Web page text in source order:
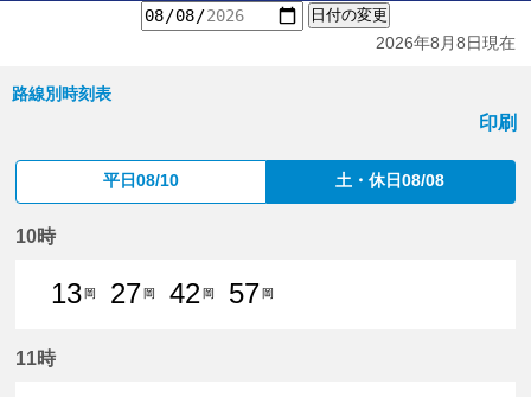
日付の変更
2026年8月8日現在
路線別時刻表
印刷
平日08/10 土・休日08/08
10時
13 岡
27 岡
42 岡
57 岡
11時